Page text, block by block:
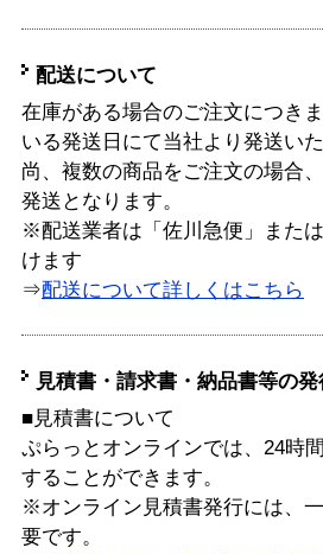
配送について
在庫がある場合のご注文につき
いる発送日にて当社より発送い
尚、複数の商品をご注文の場合
発送となります。
※配送業者は「佐川急便」また
けます
⇒配送について詳しくはこちら
見積書・請求書・納品書等の
■見積書について
ぷらっとオンラインでは、24時
することができます。
※オンライン見積書発行には、
要です。